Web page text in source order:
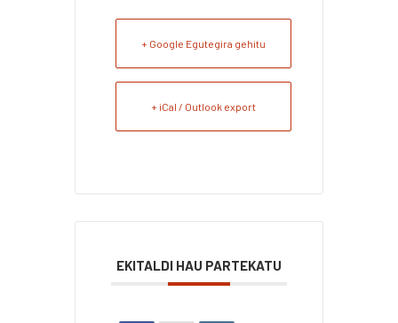
+ Google Egutegira gehitu
+ iCal / Outlook export
EKITALDI HAU PARTEKATU